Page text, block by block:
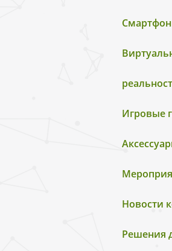
Игровые
Новости
Решения